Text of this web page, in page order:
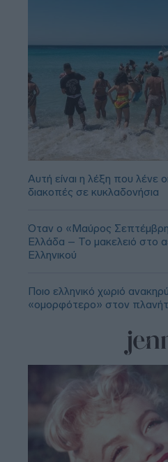
Αυτή είναι η λέξη που λένε
διακοπές σε κυκλαδονήσια
Όταν ο «Μαύρος
Ελλάδα – Το μακελειό στο
Ελληνικού
Ποιο ελληνικό χωριό
«ομορφότερο» στον